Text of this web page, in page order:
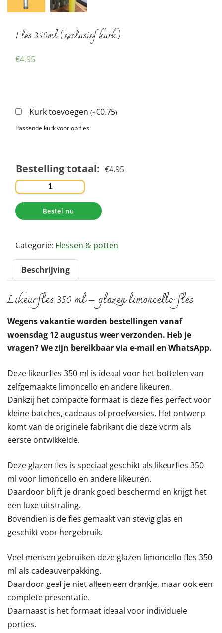
Fles 350ml (exclusief kurk)
€4.95
Kurk toevoegen (+€0.75)
Passende kurk voor op fles
Bestelling totaal: €4.95
Fles
350ml
(exclusief
kurk)
Bestel nu
Categorie: Flessen & potten
Beschrijving
Likeurfles 350 ml – glazen limoncello fles
Wegens vakantie worden bestellingen vanaf
woensdag 12 augustus weer verzonden. Heb je
vragen? We zijn bereikbaar via e-mail en WhatsApp.
Deze likeurfles 350 ml is ideaal voor het bottelen van
zelfgemaakte limoncello en andere likeuren.
Dankzij het compacte formaat is deze fles perfect voor
kleine batches, cadeaus of proefversies. Het ontwerp
komt van de originele fabrikant die deze vorm als
eerste ontwikkelde.
Deze glazen fles is speciaal geschikt als likeurfles 350
ml voor limoncello en andere likeuren.
Daardoor blijft je drank goed beschermd en krijgt het
een luxe uitstraling.
Bovendien is de fles gemaakt van stevig glas en
geschikt voor hergebruik.
Veel mensen gebruiken deze glazen limoncello fles 350
ml als cadeauverpakking.
Daardoor geef je niet alleen een drankje, maar ook een
complete presentatie.
Daarnaast is het formaat ideaal voor individuele
porties.